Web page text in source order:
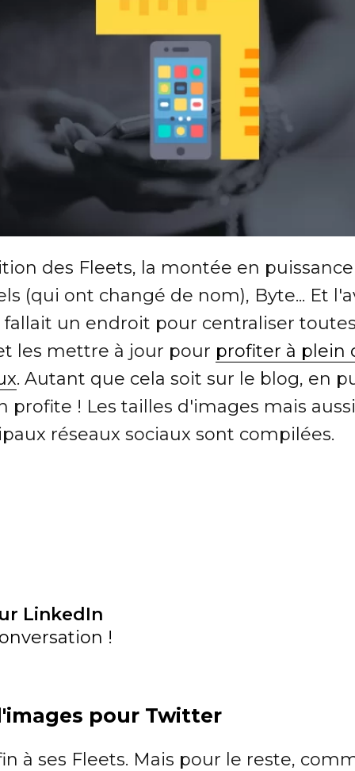
des Fleets, la montée en
(qui ont changé de nom), Byte... Et
fallait un endroit pour centraliser
les mettre à jour pour profiter à plein
. Autant que cela soit sur le blog, en
profite ! Les tailles d'images mais
réseaux sociaux sont compilées.
LinkedIn
!
pour Twitter
à ses Fleets. Mais pour le reste,